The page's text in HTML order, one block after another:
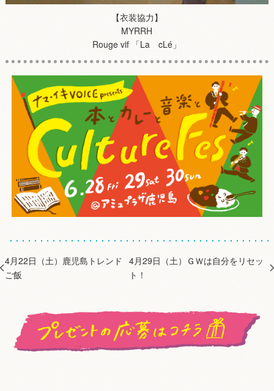
【衣装協力】
MYRRH
Rouge vif 「La cLé」
4月22日（土）鹿児島トレンド
ご飯
4月29日（土）ＧＷは自分をリセッ
ト！